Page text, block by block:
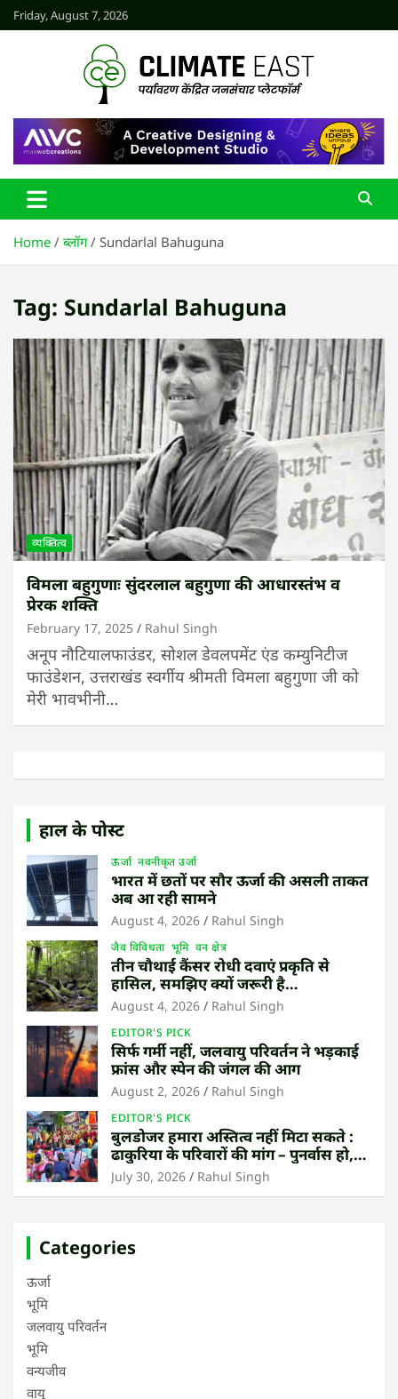
Skip
to
Friday, August 7, 2026
CLIMATE EAST
Home ब्लॉग Sundarlal Bahuguna
Tag: Sundarlal Bahuguna
व्यक्तित्व
विमला बहुगुणाः सुंदरलाल बहुगुणा की आधारस्तंभ व
प्रेरक शक्ति
February 17, 2025 Rahul Singh
अनूप नौटियालफाउंडर, सोशल डेवलपमेंट एंड कम्युनिटीज
फाउंडेशन, उत्तराखंड स्वर्गीय श्रीमती विमला बहुगुणा जी को
मेरी भावभीनी…
हाल के पोस्ट
ऊर्जा नवनीकृत उर्जा
भारत में छतों पर सौर ऊर्जा की असली ताकत
अब आ रही सामने
August 4, 2026 Rahul Singh
जैव विविधता भूमि वन क्षेत्र
तीन चौथाई कैंसर रोधी दवाएं प्रकृति से
हासिल, समझिए क्यों जरूरी है
उष्णकटिबंधीय जंगल बचाना
August 4, 2026 Rahul Singh
EDITOR'S PICK
सिर्फ गर्मी नहीं, जलवायु परिवर्तन ने भड़काई
फ्रांस और स्पेन की जंगल की आग
August 2, 2026 Rahul Singh
EDITOR'S PICK
बुलडोजर हमारा अस्तित्व नहीं मिटा सकते :
ढाकुरिया के परिवारों की मांग – पुनर्वास हो,
बेदखली नहीं
July 30, 2026 Rahul Singh
Categories
ऊर्जा
भूमि
जलवायु परिवर्तन
भूमि
वन्यजीव
वायु